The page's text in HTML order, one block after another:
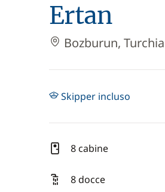
Ertan
Bozburun,
Skipper incluso
8 cabine
8 docce